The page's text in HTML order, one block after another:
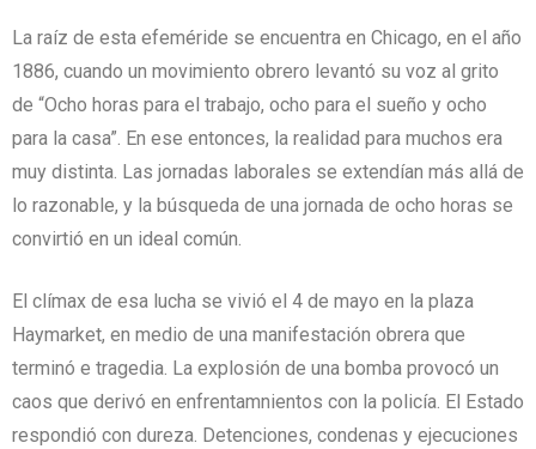
La raíz de esta efeméride se encuentra en Chicago, en el año
1886, cuando un movimiento obrero levantó su voz al grito
de “Ocho horas para el trabajo, ocho para el sueño y ocho
para la casa”. En ese entonces, la realidad para muchos era
muy distinta. Las jornadas laborales se extendían más allá de
lo razonable, y la búsqueda de una jornada de ocho horas se
convirtió en un ideal común.
El clímax de esa lucha se vivió el 4 de mayo en la plaza
Haymarket, en medio de una manifestación obrera que
terminó e tragedia. La explosión de una bomba provocó un
caos que derivó en enfrentamnientos con la policía. El Estado
respondió con dureza. Detenciones, condenas y ejecuciones